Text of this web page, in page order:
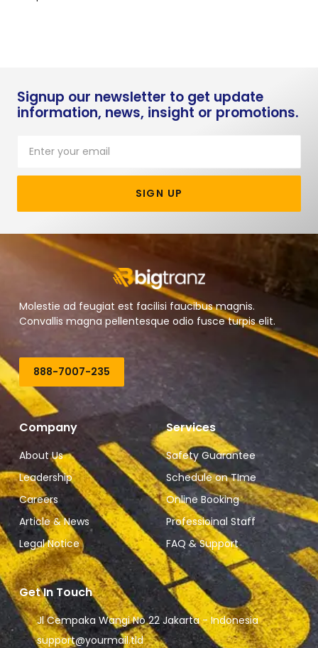
Signup our newsletter to get update
information, news, insight or promotions.
SIGN UP
Molestie ad feugiat est facilisi faucibus magnis.
Convallis magna pellentesque odio fusce turpis elit.
888-7007-235
Company
About Us
Leadership
Careers
Article & News
Legal Notice
Services
Safety Guarantee
Schedule on TIme
Online Booking
Professioinal Staff
FAQ & Support
Get In Touch
Jl Cempaka Wangi No 22 Jakarta - Indonesia
support@yourmail.tld